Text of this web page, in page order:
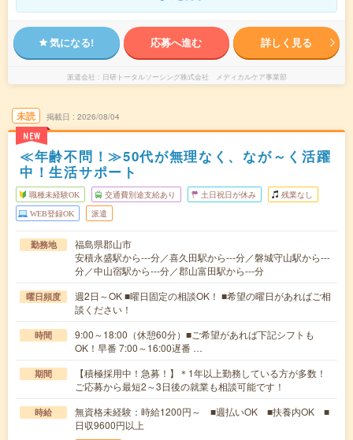
気になる! 応募へ進む 詳しく見る
派遣会社 日研トータルソーシング株式会社 メディカルケア事業部
未読
NEW
掲載日 2026/08/04
≪年齢不問！≫50代が無理なく、なが～く活躍
中！生活サポート
職種未経験OK 交通費別途支給あり 土日祝日が休み 残業なし
WEB登録OK 派遣
勤務地
福島県郡山市
安積永盛駅から---分／喜久田駅から---分／磐城守山駅から---
分／中山宿駅から---分／郡山富田駅から---分
曜日頻度
週2日～OK ■曜日固定の相談OK！ ■希望の曜日があればご相
談ください！
時間
9:00～18:00（休憩60分）■ご希望があれば下記シフトも
OK！早番 7:00～16:00遅番 …
期間
【積極採用中！急募！】＊1年以上勤務している方が多数！
ご応募から最短2～3日後の就業も相談可能です！
時給
無資格未経験：時給1200円～ ■週払いOK ■扶養内OK ■
日収9600円以上